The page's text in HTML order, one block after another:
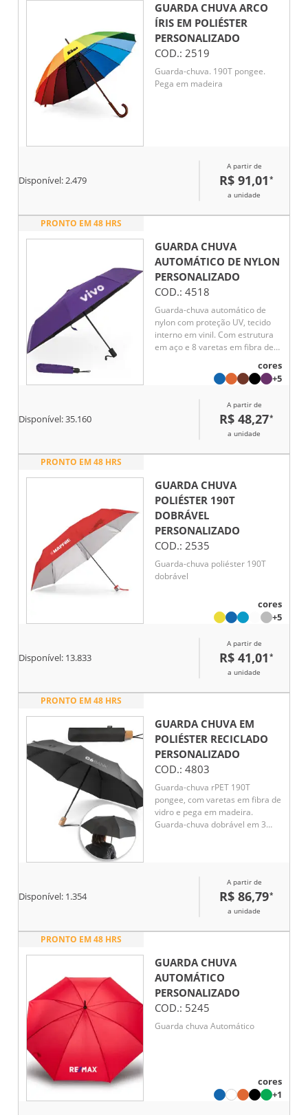
GUARDA CHUVA ARCO
ÍRIS EM POLIÉSTER
PERSONALIZADO
COD.: 2519
Guarda-chuva. 190T pongee.
Pega em madeira
Disponível:2.479
A partir de
R$ 91,01 *
a unidade
PRONTO EM 48 HRS
GUARDA CHUVA
AUTOMÁTICO DE NYLON
PERSONALIZADO
COD.: 4518
Guarda-chuva automático de
nylon com proteção UV, tecido
interno em vinil. Com estrutura
em aço e 8 varetas em fibra de
com botão de ação e alça de
nylon. Acompanha capa
cores
+5
Disponível:35.160
A partir de
R$ 48,27*
a unidade
PRONTO EM 48 HRS
GUARDA CHUVA
POLIÉSTER 190T
DOBRÁVEL
PERSONALIZADO
COD.: 2535
Guarda-chuva poliéster 190T
dobrável
cores
+5
Disponível: 13.833
A partir de
R$ 41,01 *
a unidade
PRONTO EM 48 HRS
GUARDA CHUVA EM
POLIÉSTER RECICLADO
PERSONALIZADO
COD.: 4803
Guarda-chuva rPET 190T
pongee, com varetas em fibra de
vidro e pega em madeira.
Guarda-chuva dobrável em 3
Disponível: 1.354
A partir de
R$ 86,79*
a unidade
PRONTO EM 48 HRS
GUARDA CHUVA
AUTOMÁTICO
PERSONALIZADO
COD.: 5245
Guarda chuva Automático
cores
+1